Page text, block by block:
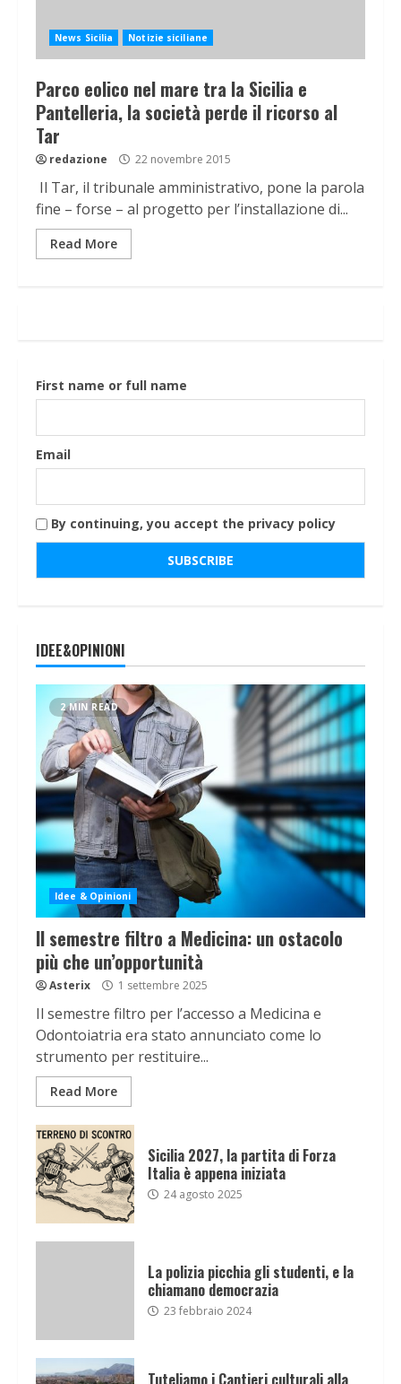
News Sicilia Notizie siciliane
Parco eolico nel mare tra la Sicilia e
Pantelleria, la società perde il ricorso al
Tar
redazione 22 novembre 2015
Il Tar, il tribunale amministrativo, pone la parola
fine – forse – al progetto per l’installazione di...
Read More
First name or full name
Email
By continuing, you accept the privacy policy
IDEE&OPINIONI
2 MIN READ
Idee & Opinioni
Il semestre filtro a Medicina: un ostacolo
più che un’opportunità
Asterix 1 settembre 2025
Il semestre filtro per l’accesso a Medicina e
Odontoiatria era stato annunciato come lo
strumento per restituire...
Read More
Sicilia 2027, la partita di Forza
Italia è appena iniziata
24 agosto 2025
La polizia picchia gli studenti, e la
chiamano democrazia
23 febbraio 2024
Tuteliamo i Cantieri culturali alla